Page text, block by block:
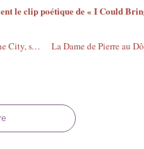
le clip poétique de « I Could
Candace Bushnell, l’âme de Sex and the City, s’empare des Folies Bergère le 26 avril 2026